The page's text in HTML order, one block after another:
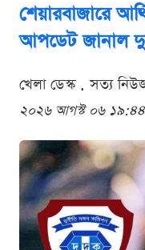
শেয়ারবাজারে
আপডেট জানাল
খেলা ডেস্ক . সত্য
২০২৬ আগস্ট ০৬